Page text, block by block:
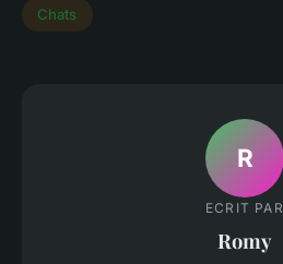
Chats
R
ECRIT PAR
Romy